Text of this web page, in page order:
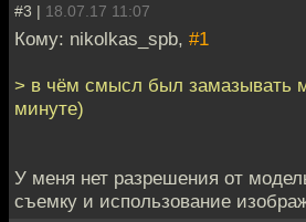
#3 | 18.07.17 11:07
Кому: nikolkas_spb, #1
> в чём смысл был замазывать
минуте)
У меня нет разрешения от
съемку и использование